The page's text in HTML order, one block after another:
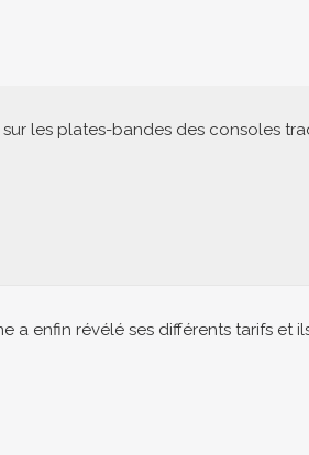
les plates-bandes des consoles
a enfin révélé ses différents tarifs et